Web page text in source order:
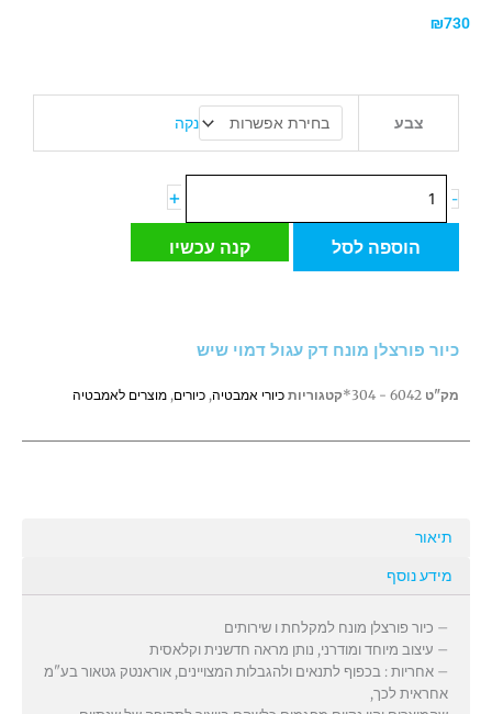
₪730
צבע נקה
-
כיור
פורצלן
מונח
דק
דמוי
+
הוספה לסל קנה עכשיו
כיור פורצלן מונח דק עגול דמוי שיש
מק"ט 6042 - 304* קטגוריות כיורי אמבטיה, כיורים, מוצרים לאמבטיה
תיאור
מידע נוסף
– כיור פורצלן מונח למקלחת ו שירותים
– עיצוב מיוחד ומודרני, נותן מראה חדשנית וקלאסית
– אחריות : בכפוף לתנאים ולהגבלות המצויינים, אוראנטק גטאור בע"מ
אחראית לכך,